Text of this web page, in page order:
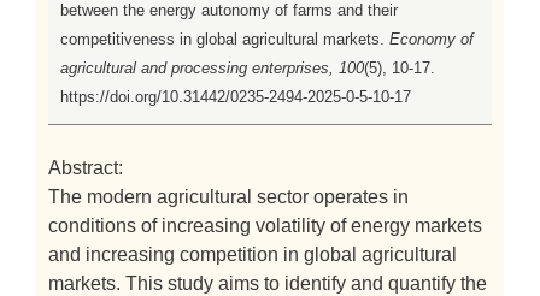
between the energy autonomy of farms and their
competitiveness in global agricultural markets. Economy of
agricultural and processing enterprises, 100(5), 10-17.
https://doi.org/10.31442/0235-2494-2025-0-5-10-17
Abstract:
The modern agricultural sector operates in
conditions of increasing volatility of energy markets
and increasing competition in global agricultural
markets. This study aims to identify and quantify the